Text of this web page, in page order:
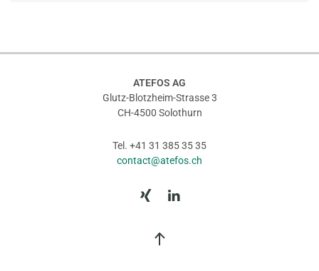
ATEFOS AG
Glutz-Blotzheim-Strasse 3
CH-4500 Solothurn
Tel. +41 31 385 35 35
contact@atefos.ch